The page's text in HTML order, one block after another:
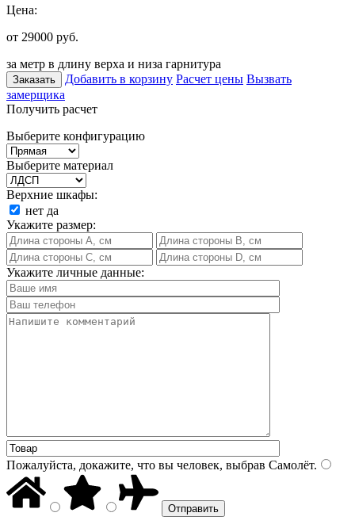
Цена:
от 29000 руб.
за метр в длину верха и низа гарнитура
Заказать Добавить в корзину Расчет цены Вызвать
замерщика
Получить расчет
Выберите конфигурацию
Выберите материал
Верхние шкафы:
нет да
Укажите размер:
Укажите личные данные:
Пожалуйста, докажите, что вы человек, выбрав Самолёт.